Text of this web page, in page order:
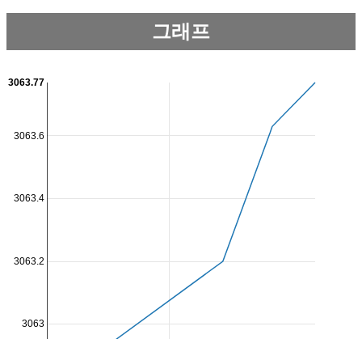
그래프
3063
3063.2
3063.4
3063.6
3063.77